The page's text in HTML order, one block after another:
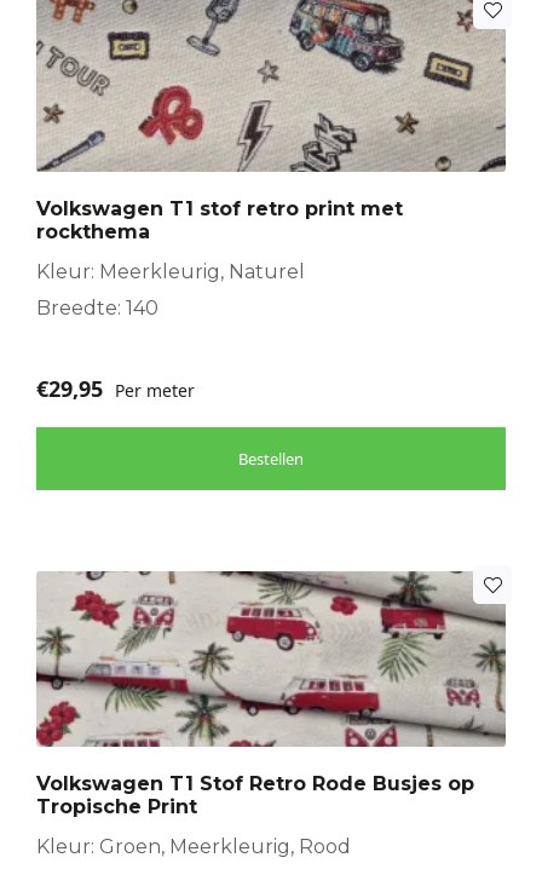
Volkswagen T1 stof retro print met
rockthema
Kleur: Meerkleurig, Naturel
Breedte: 140
€29,95 Per meter
Bestellen
Volkswagen T1 Stof Retro Rode Busjes op
Tropische Print
Kleur: Groen, Meerkleurig, Rood